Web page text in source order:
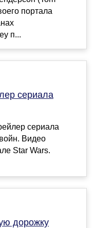
портала
п...
сериала
сериала
Видео
Star Wars.
дорожку